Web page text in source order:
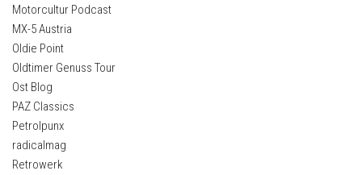
Motorcultur Podcast
MX-5 Austria
Oldie Point
Oldtimer Genuss Tour
Ost Blog
PAZ Classics
Petrolpunx
radicalmag
Retrowerk